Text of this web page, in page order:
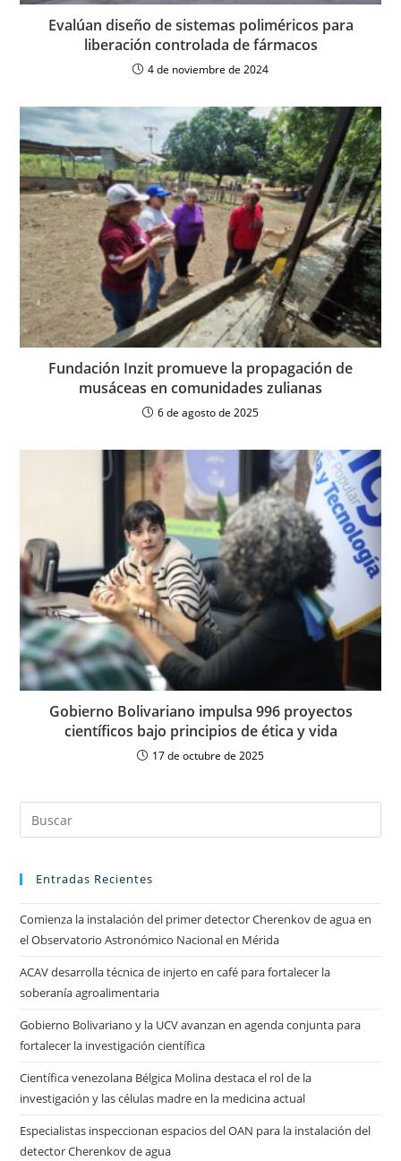
Evalúan diseño de sistemas poliméricos para
liberación controlada de fármacos
4 de noviembre de 2024
Fundación Inzit promueve la propagación de
musáceas en comunidades zulianas
6 de agosto de 2025
Gobierno Bolivariano impulsa 996 proyectos
científicos bajo principios de ética y vida
17 de octubre de 2025
Entradas Recientes
Comienza la instalación del primer detector Cherenkov de agua en
el Observatorio Astronómico Nacional en Mérida
ACAV desarrolla técnica de injerto en café para fortalecer la
soberanía agroalimentaria
Gobierno Bolivariano y la UCV avanzan en agenda conjunta para
fortalecer la investigación científica
Científica venezolana Bélgica Molina destaca el rol de la
investigación y las células madre en la medicina actual
Especialistas inspeccionan espacios del OAN para la instalación del
detector Cherenkov de agua